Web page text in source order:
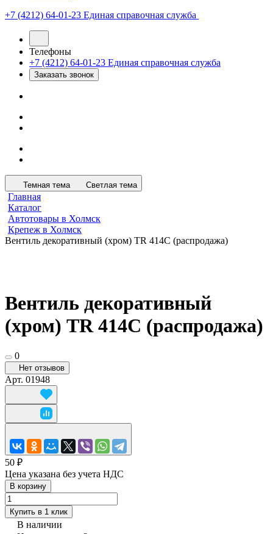
+7 (4212) 64-01-23 Единая справочная служба
Телефоны
+7 (4212) 64-01-23 Единая справочная служба
Заказать звонок
Темная тема Светлая тема
Главная
Каталог
Автотовары в Холмск
Крепеж в Холмск
Вентиль декоративный (хром) TR 414С (распродажа)
Вентиль декоративный
(хром) TR 414С (распродажа)
0
Нет отзывов
Арт. 01948
50 ₽
Цена указана без учета НДС
В корзину
Купить в 1 клик
В наличии